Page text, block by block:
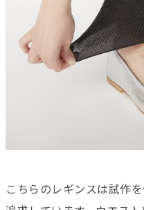
こちらのレギンスは試作